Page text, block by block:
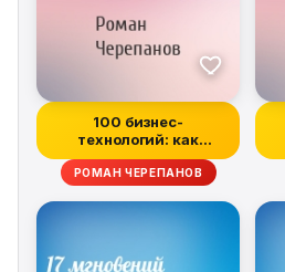
100 бизнес-
технологий: как
поднять компанию на
нов...
РОМАН ЧЕРЕПАНОВ